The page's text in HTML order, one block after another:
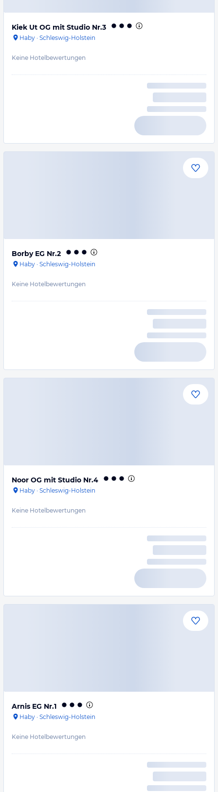
Kiek Ut OG mit Studio Nr.3
Haby · Schleswig-Holstein
Keine Hotelbewertungen
Borby EG Nr.2
Haby · Schleswig-Holstein
Keine Hotelbewertungen
Noor OG mit Studio Nr.4
Haby · Schleswig-Holstein
Keine Hotelbewertungen
Arnis EG Nr.1
Haby · Schleswig-Holstein
Keine Hotelbewertungen